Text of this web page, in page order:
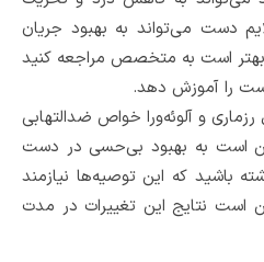
دست می‌تواند به بهبود جریان
است به متخصص مراجعه کنید
را آموزش دهد.
و آلوئه‌ورا خواص ضدالتهابی
است به بهبود بی‌حسی در دست
باشید که این توصیه‌ها نیازمند
نتایج این تغییرات در مدت